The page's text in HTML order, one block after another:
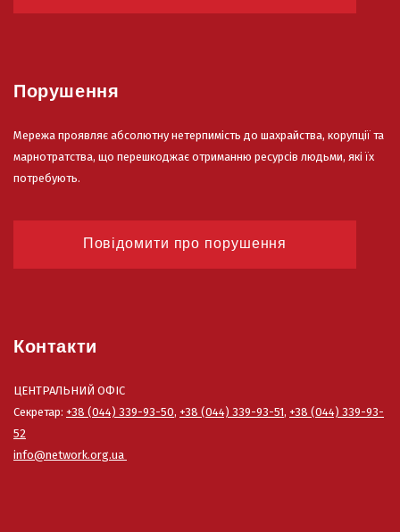
Порушення
Мережа проявляє абсолютну нетерпимість до шахрайства, корупції та
марнотратства, що перешкоджає отриманню ресурсів людьми, які їх
потребують.
Повідомити про порушення
Контакти
ЦЕНТРАЛЬНИЙ ОФІС
Секретар: +38 (044) 339-93-50, +38 (044) 339-93-51, +38 (044) 339-93-
52
info@network.org.ua